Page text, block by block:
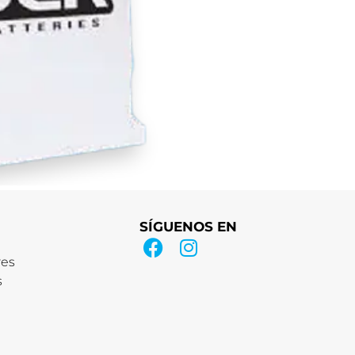
SÍGUENOS EN